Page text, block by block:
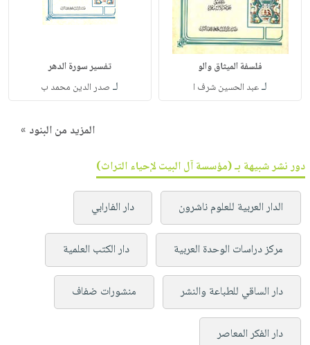
فلسفة الميثاق والو
لـعبد الحسين شرف ا
تفسير سورة الدهر
لـ صدر الدين محمد ب
المزيد من البنود »
دور نشر شبيهة بـ (مؤسسة آل البيت لإحياء التراث)
الدار العربية للعلوم ناشرون دار الفارابي
مركز دراسات الوحدة العربية دار الكتب العلمية
دار الساقي للطباعة والنشر منشورات ضفاف
دار الفكر المعاصر